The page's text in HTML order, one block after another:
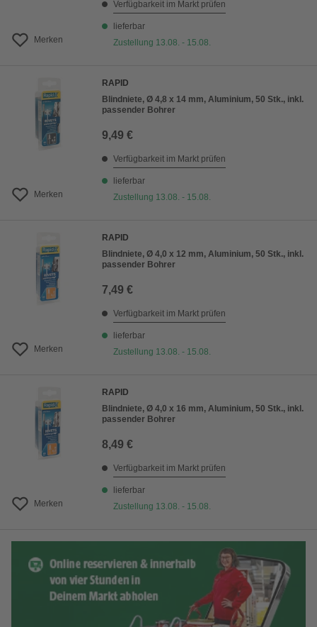
Merken
Verfügbarkeit im Markt prüfen
lieferbar
Zustellung 13.08. - 15.08.
Merken
RAPID
Blindniete, Ø 4,8 x 14 mm, Aluminium, 50 Stk., inkl.
passender Bohrer
9,49 €
Verfügbarkeit im Markt prüfen
lieferbar
Zustellung 13.08. - 15.08.
Merken
RAPID
Blindniete, Ø 4,0 x 12 mm, Aluminium, 50 Stk., inkl.
passender Bohrer
7,49 €
Verfügbarkeit im Markt prüfen
lieferbar
Zustellung 13.08. - 15.08.
Merken
RAPID
Blindniete, Ø 4,0 x 16 mm, Aluminium, 50 Stk., inkl.
passender Bohrer
8,49 €
Verfügbarkeit im Markt prüfen
lieferbar
Zustellung 13.08. - 15.08.